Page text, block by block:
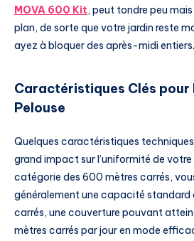
MOVA 600 Kit, peut tondre peu
plan, de sorte que votre jardin reste
ayez à bloquer des après-midi entiers.
Caractéristiques Clés pour
Pelouse
Quelques caractéristiques
grand impact sur l’uniformité de votre
catégorie des 600 mètres carrés,
généralement une capacité standard
carrés, une couverture pouvant
mètres carrés par jour en mode